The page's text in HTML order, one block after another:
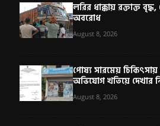
লরির ধাক্কায় রক্তাক্ত
অবরোধ
August 8, 2026
পোষ্য সারমেয়
অভিযোগ খতিয়ে দেখার
August 8, 2026